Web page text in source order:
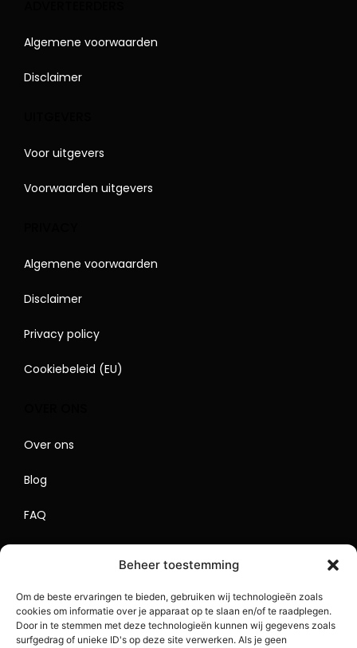
Beheer toestemming
Om de beste ervaringen te bieden, gebruiken wij technologieën zoals
cookies om informatie over je apparaat op te slaan en/of te raadplegen.
Door in te stemmen met deze technologieën kunnen wij gegevens zoals
surfgedrag of unieke ID's op deze site verwerken. Als je geen
Algemene voorwaarden
Disclaimer
Voor uitgevers
Voorwaarden uitgevers
Algemene voorwaarden
Disclaimer
Privacy policy
Cookiebeleid (EU)
Over ons
Blog
FAQ
Lokaal Adverteren